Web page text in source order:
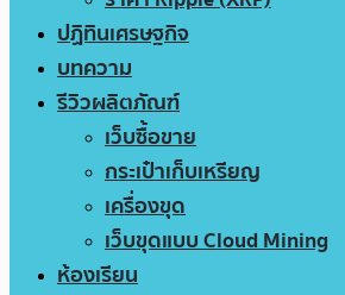
ปฏิทินเศรษฐกิจ
บทความ
รีวิวผลิตภัณฑ์
เว็บซื้อขาย
กระเป๋าเก็บเหรียญ
เครื่องขุด
เว็บขุดแบบ Cloud Mining
ห้องเรียน